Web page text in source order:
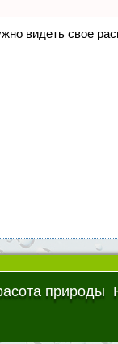
видеть свое
природы